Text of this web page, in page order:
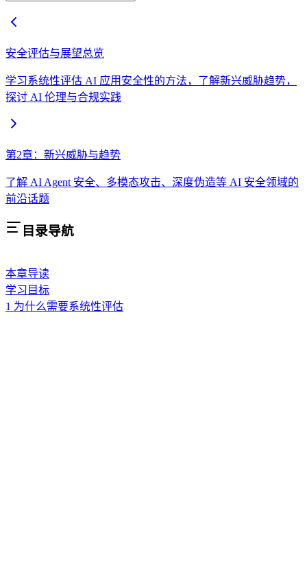
安全评估与展望总览
学习系统性评估 AI 应用安全性的方法，了解新兴威胁趋势，
探讨 AI 伦理与合规实践
第2章：新兴威胁与趋势
了解 AI Agent 安全、多模态攻击、深度伪造等 AI 安全领域的
前沿话题
目录导航
本章导读
学习目标
1 为什么需要系统性评估